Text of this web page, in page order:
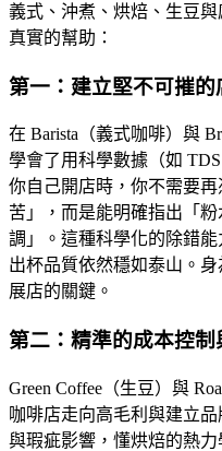
義式、沖煮、烘焙、生豆
真實的幫助：
第一：建立堅不可摧的
在 Barista（義式咖啡）與
學會了用科學數據（如
你自己開店時，你不需要
苦」，而是能明確指出「
調」。這種科學化的除錯
出杯品質依然穩如泰山。
展店的關鍵。
第二：精準的成本控
Green Coffee（生豆）與
咖啡店走向高毛利與建立
與瑕疵影響，懂烘焙的熱